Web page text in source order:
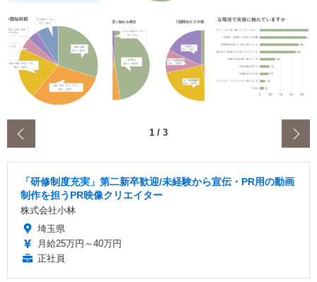
1 / 3
「研修制度充実」第二新卒歓迎/未経験から宣伝・PR用の動画
制作を担うPR映像クリエイター
株式会社小林
埼玉県
月給25万円～40万円
正社員